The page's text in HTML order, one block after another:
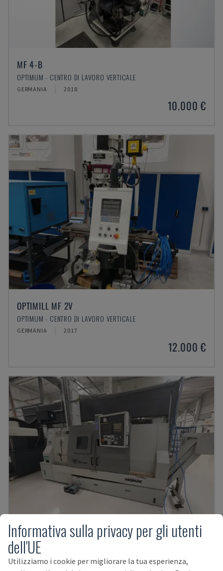
MF 4-B
OPTIMUM - CENTRO DI LAVORO VERTICALE
GERMANIA 2018
10.000 €
OPTIMILL MF 2V
OPTIMUM - CENTRO DI LAVORO VERTICALE
GERMANIA 2017
12.000 €
TBI-520
CMZ - TORNIO ORIZZONTALE
Informativa sulla privacy per gli utenti
dell'UE
Utilizziamo i cookie per migliorare la tua esperienza,